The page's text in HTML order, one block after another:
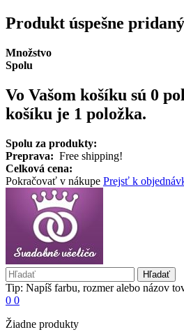
Produkt úspešne
Množstvo
Spolu
Vo Vašom košíku sú 0
košíku je 1 položka.
Spolu za produkty:
Preprava: Free shipping!
Celková cena:
Pokračovať v nákupe Prejsť k
Hľadať
Tip: Napíš farbu, rozmer alebo názov
0 0
Žiadne produkty